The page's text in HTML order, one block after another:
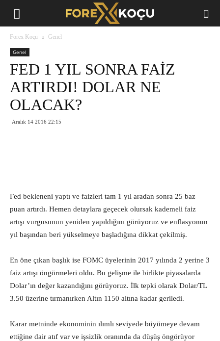
Forex Koçu Genel
Genel
FED 1 YIL SONRA FAİZ
ARTIRDI! DOLAR NE
OLACAK?
Aralık 14 2016 22:15
Fed bekleneni yaptı ve faizleri tam 1 yıl aradan sonra 25 baz
puan artırdı. Hemen detaylara geçecek olursak kademeli faiz
artışı vurgusunun yeniden yapıldığını görüyoruz ve enflasyonun
yıl başından beri yükselmeye başladığına dikkat çekilmiş.
En öne çıkan başlık ise FOMC üyelerinin 2017 yılında 2 yerine 3
faiz artışı öngörmeleri oldu. Bu gelişme ile birlikte piyasalarda
Dolar’ın değer kazandığını görüyoruz. İlk tepki olarak Dolar/TL
3.50 üzerine tırmanırken Altın 1150 altına kadar geriledi.
Karar metninde ekonominin ılımlı seviyede büyümeye devam
ettiğine dair atıf var ve işsizlik oranında da düşüş öngörüyor